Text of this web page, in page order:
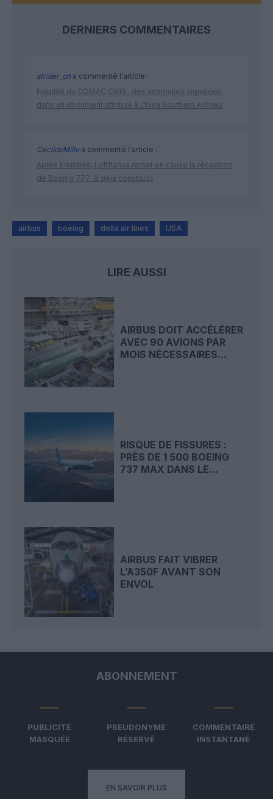
DERNIERS COMMENTAIRES
strider_on a commenté l'article :
Fiabilité du COMAC C919 : des anomalies signalées
dans un document attribué à China Southern Airlines
CecildeMillea commenté l'article :
Après Emirates, Lufthansa remet en cause la réception
de Boeing 777-9 déjà construits
airbus boeing delta air lines USA
LIRE AUSSI
AIRBUS DOIT ACCÉLÉRER
AVEC 90 AVIONS PAR
MOIS NÉCESSAIRES...
RISQUE DE FISSURES :
PRÈS DE 1 500 BOEING
737 MAX DANS LE...
AIRBUS FAIT VIBRER
L’A350F AVANT SON
ENVOL
ABONNEMENT
PUBLICITÉ
MASQUÉE
PSEUDONYME
RÉSERVÉ
COMMENTAIRE
INSTANTANÉ
EN SAVOIR PLUS